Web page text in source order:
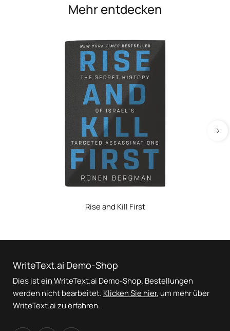
Mehr entdecken
Rise and Kill First
WriteText.ai Demo-Shop
Dies ist ein WriteText.ai Demo-Shop. Bestellungen
werden nicht bearbeitet. Klicken Sie hier, um mehr über
WriteText.ai zu erfahren.